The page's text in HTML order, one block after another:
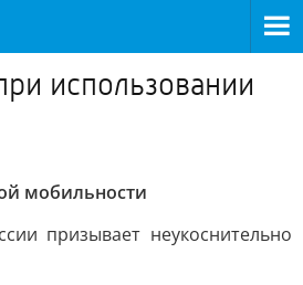
использовании
мобильности
призывает неукоснительно